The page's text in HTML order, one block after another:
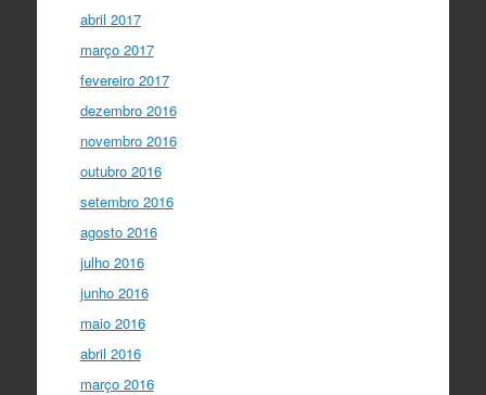
abril 2017
março 2017
fevereiro 2017
dezembro 2016
novembro 2016
outubro 2016
setembro 2016
agosto 2016
julho 2016
junho 2016
maio 2016
abril 2016
março 2016